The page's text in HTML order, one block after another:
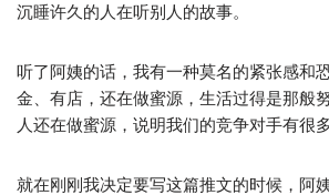
沉睡许久的人在听别人的故事。
听了阿姨的话，我有一种莫名的紧张感和
金、有店，还在做蜜源，生活过得是那般
人还在做蜜源，说明我们的竞争对手有很
就在刚刚我决定要写这篇推文的时候，阿